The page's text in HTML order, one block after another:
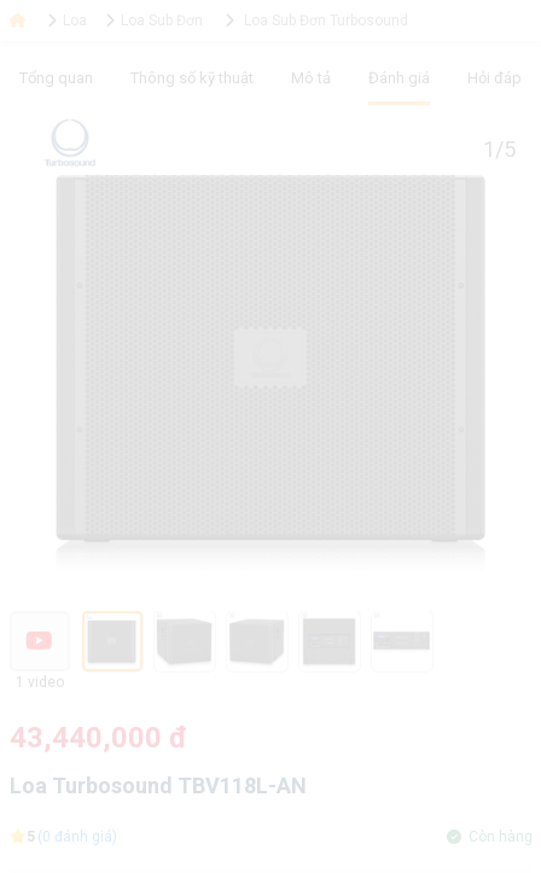
Tổng quan Thông số kỹ thuật Mô tả Đánh giá Hỏi đáp
1/5
1 video
43,440,000 đ
Loa Turbosound TBV118L-AN
5 (0 đánh giá) Còn hàng